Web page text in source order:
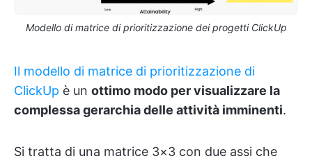
Modello di matrice di prioritizzazione dei progetti ClickUp
Il modello di matrice di prioritizzazione di
ClickUp è un ottimo modo per visualizzare la
complessa gerarchia delle attività imminenti.
Si tratta di una matrice 3×3 con due assi che